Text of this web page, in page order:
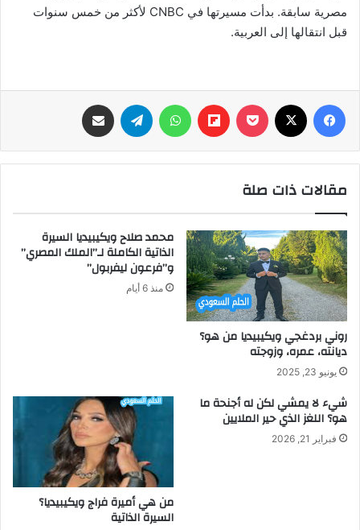
مصرية سابقة. بدأت مسيرتها في CNBC لأكثر من خمس سنوات
قبل انتقالها إلى العربية.
فيسبوك ‫Pocket
Flipboard واتساب تيلقرام
مقالات ذات صلة
روني بردغجي ويكيبيديا من هو؟
ديانته، عمره، وزوجته
يونيو 23, 2025
محمد صلاح ويكيبيديا السيرة
الذاتية الكاملة لـ”الملك المصري”
و”فرعون ليفربول”
منذ 6 أيام
شيء لا يمشي لكن له أجنحة ما
هو؟ اللغز الذي حير الملايين
فبراير 21, 2026
من هي أميرة فراج ويكيبيديا؟
السيرة الذاتية